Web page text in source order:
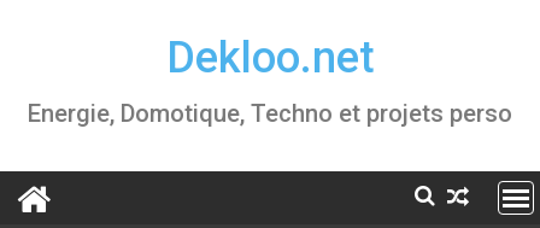
Dekloo.net
Energie, Domotique, Techno et projets perso